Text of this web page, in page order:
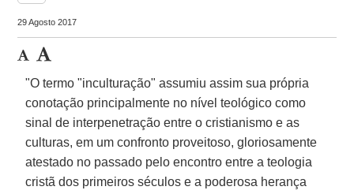
29 Agosto 2017
"O termo "inculturação" assumiu assim sua própria
conotação principalmente no nível teológico como
sinal de interpenetração entre o cristianismo e as
culturas, em um confronto proveitoso, gloriosamente
atestado no passado pelo encontro entre a teologia
cristã dos primeiros séculos e a poderosa herança